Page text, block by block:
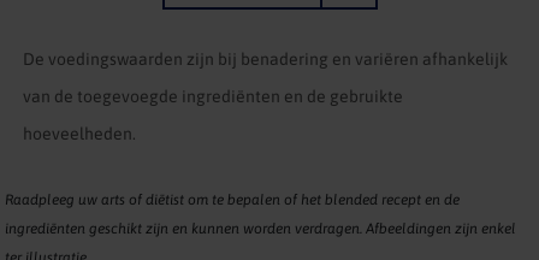
De voedingswaarden zijn bij benadering en variëren afhankelijk
van de toegevoegde ingrediënten en de gebruikte
hoeveelheden.
Raadpleeg uw arts of diëtist om te bepalen of het blended recept en de
ingrediënten geschikt zijn en kunnen worden verdragen. Afbeeldingen zijn enkel